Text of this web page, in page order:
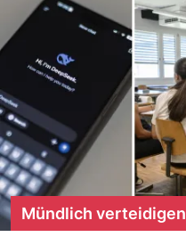
Mündlich verteidigen